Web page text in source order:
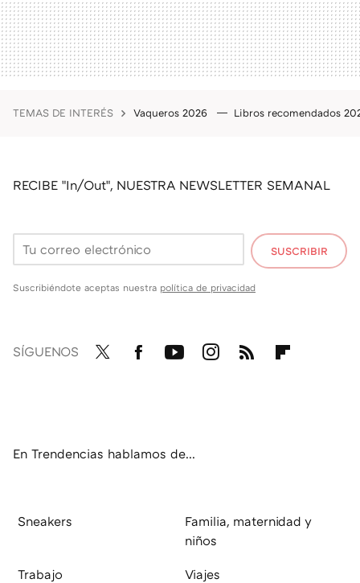
TEMAS DE INTERÉS Vaqueros 2026 Libros recomendados
RECIBE "In/Out", NUESTRA NEWSLETTER SEMANAL
SUSCRIBIR
Suscribiéndote aceptas nuestra política de privacidad
SÍGUENOS
En Trendencias hablamos de...
Sneakers
Familia, maternidad y
niños
Trabajo Viajes